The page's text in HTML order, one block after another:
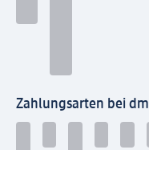
Zahlungsarten bei dm